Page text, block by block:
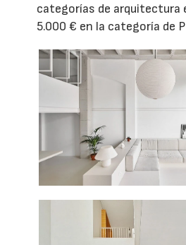
categorías de arquitectura
5.000 € en la categoría de